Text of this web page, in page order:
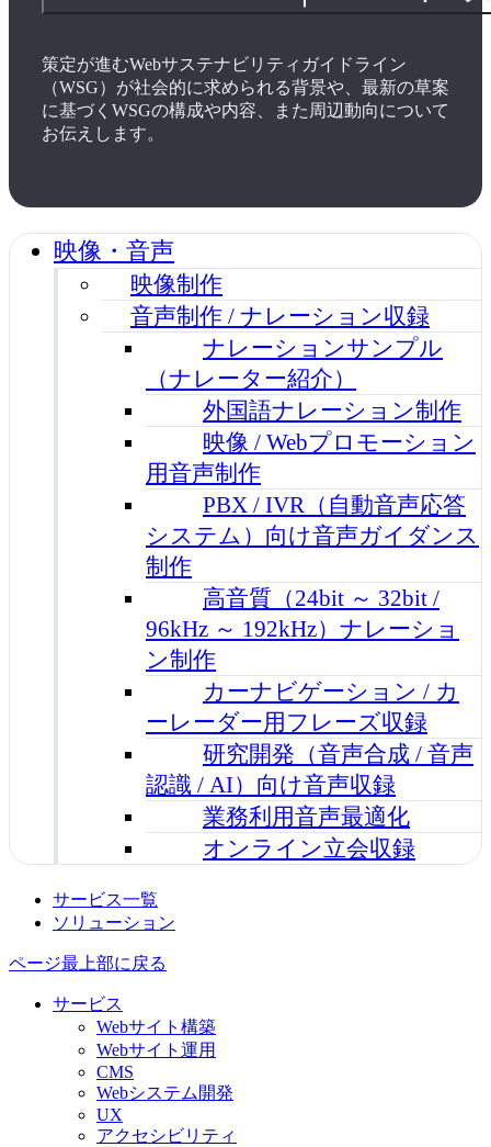
策定が進むWebサステナビリティガイドライン
（WSG）が社会的に求められる背景や、最新の草案
に基づくWSGの構成や内容、また周辺動向について
お伝えします。
映像・音声
映像制作
音声制作 / ナレーション収録
ナレーションサンプル
（ナレーター紹介）
外国語ナレーション制作
映像 / Webプロモーション
用音声制作
PBX / IVR（自動音声応答
システム）向け音声ガイダンス
制作
高音質（24bit ～ 32bit /
96kHz ～ 192kHz）ナレーショ
ン制作
カーナビゲーション / カ
ーレーダー用フレーズ収録
研究開発（音声合成 / 音声
認識 / AI）向け音声収録
業務利用音声最適化
オンライン立会収録
サービス一覧
ソリューション
ページ最上部に戻る
サービス
Webサイト構築
Webサイト運用
CMS
Webシステム開発
UX
アクセシビリティ